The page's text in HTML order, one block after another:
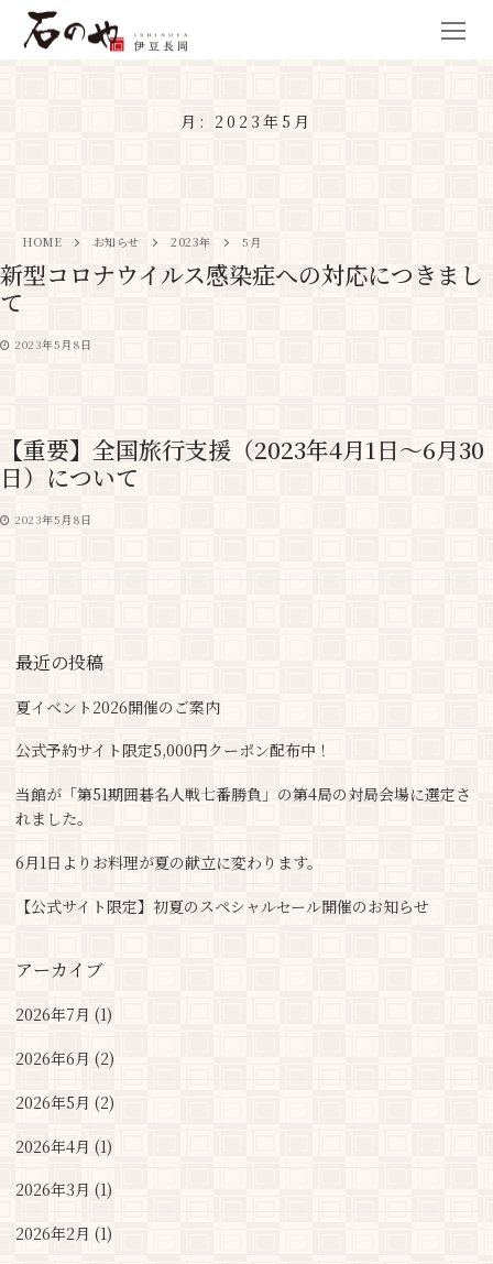
月: 2023年5月
HOME お知らせ 2023年 5月
新型コロナウイルス感染症への対応につきまし
て
2023年5月8日
【重要】全国旅行支援（2023年4月1日～6月30
日）について
2023年5月8日
最近の投稿
夏イベント2026開催のご案内
公式予約サイト限定5,000円クーポン配布中！
当館が「第51期囲碁名人戦七番勝負」の第4局の対局会場に選定さ
れました。
6月1日よりお料理が夏の献立に変わります。
【公式サイト限定】初夏のスペシャルセール開催のお知らせ
アーカイブ
2026年7月 (1)
2026年6月 (2)
2026年5月 (2)
2026年4月 (1)
2026年3月 (1)
2026年2月 (1)